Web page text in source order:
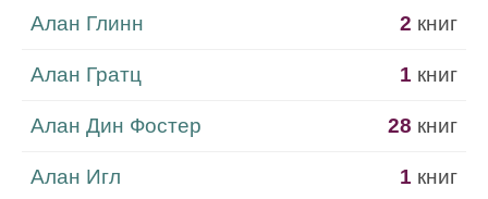
Алан Глинн 2 книг
Алан Гратц 1 книг
Алан Дин Фостер 28 книг
Алан Игл 1 книг